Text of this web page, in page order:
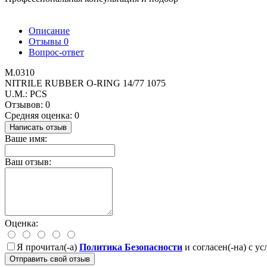
Описание
Отзывы 0
Вопрос-ответ
M.0310
NITRILE RUBBER O-RING 14/77 1075
U.M.: PCS
Отзывов: 0
Средняя оценка: 0
Написать отзыв
Ваше имя:
Ваш отзыв:
Оценка:
Я прочитал(-а) Политика Безопасности и согласен(-на) с
Отправить свой отзыв